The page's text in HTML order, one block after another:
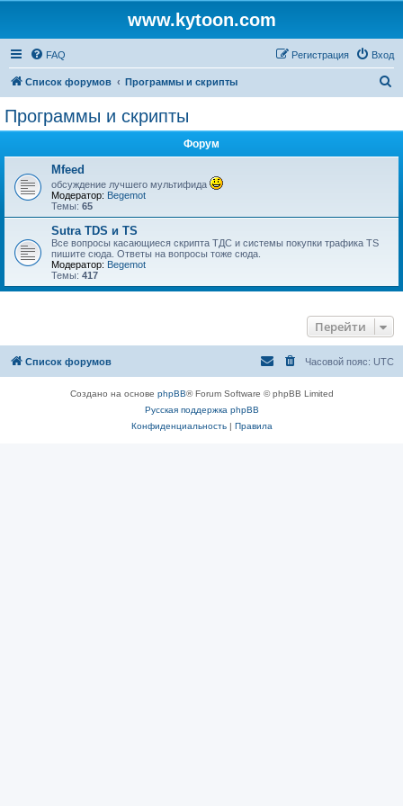
www.kytoon.com
FAQ Вход
Регистрация
Список форумов Программы и скрипты
Программы и скрипты
Форум
Mfeed
обсуждение лучшего мультифида
Модератор: Begemot
Темы: 65
Sutra TDS и TS
Все вопросы касающиеся скрипта ТДС и системы покупки трафика TS
пишите сюда. Ответы на вопросы тоже сюда.
Модератор: Begemot
Темы: 417
Перейти
Список форумов Часовой пояс: UTC
Создано на основе phpBB® Forum Software © phpBB Limited
Русская поддержка phpBB
Конфиденциальность| Правила